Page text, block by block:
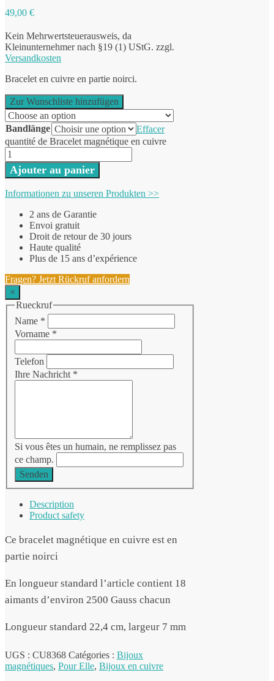
49,00 €
Kein Mehrwertsteuerausweis, da
Kleinunternehmer nach §19 (1) UStG. zzgl.
Versandkosten
Bracelet en cuivre en partie noirci.
Zur Wunschliste hinzufügen
Bandlänge
Effacer
quantité de Bracelet magnétique en cuivre
Ajouter au panier
Informationen zu unseren Produkten >>
2 ans de Garantie
Envoi gratuit
Droit de retour de 30 jours
Haute qualité
Plus de 15 ans d’expérience
Fragen? Jetzt Rückruf anfordern
×
Rueckruf
Name *
Vorname *
Telefon
Ihre Nachricht *
Si vous êtes un humain, ne remplissez pas
ce champ.
Senden
Description
Product safety
Ce bracelet magnétique en cuivre est en
partie noirci
En longueur standard l’article contient 18
aimants d’environ 2500 Gauss chacun
Longueur standard 22,4 cm, largeur 7 mm
UGS : CU8368 Catégories : Bijoux
magnétiques, Pour Elle, Bijoux en cuivre